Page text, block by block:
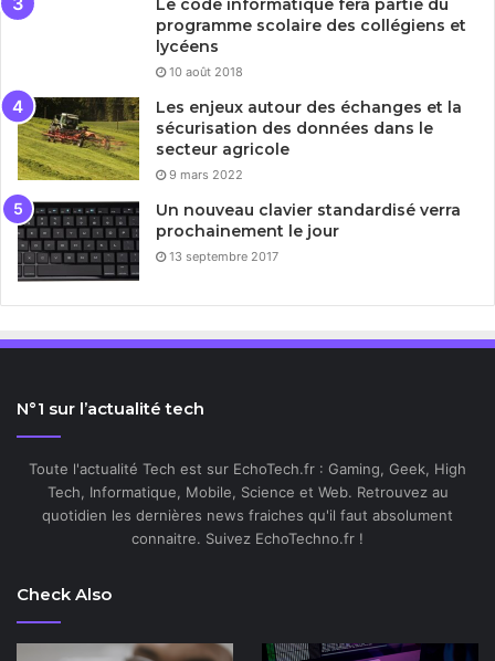
Le code informatique fera partie du
programme scolaire des collégiens et
lycéens
10 août 2018
Les enjeux autour des échanges et la
sécurisation des données dans le
secteur agricole
9 mars 2022
Un nouveau clavier standardisé verra
prochainement le jour
13 septembre 2017
N°1 sur l’actualité tech
Toute l'actualité Tech est sur EchoTech.fr : Gaming, Geek, High
Tech, Informatique, Mobile, Science et Web. Retrouvez au
quotidien les dernières news fraiches qu'il faut absolument
connaitre. Suivez EchoTechno.fr !
Check Also